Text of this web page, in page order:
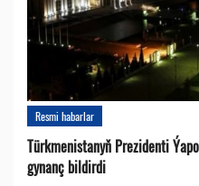
Resmi habarlar
Türkmenistanyň Prezidenti
gynanç bildirdi